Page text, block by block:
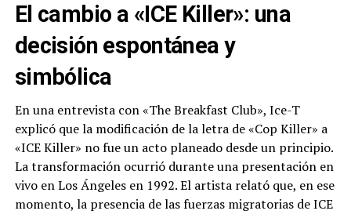
El cambio a «ICE Killer»: una
decisión espontánea y
simbólica
En una entrevista con «The Breakfast Club», Ice-T
explicó que la modificación de la letra de «Cop Killer» a
«ICE Killer» no fue un acto planeado desde un principio.
La transformación ocurrió durante una presentación en
vivo en Los Ángeles en 1992. El artista relató que, en ese
momento, la presencia de las fuerzas migratorias de ICE